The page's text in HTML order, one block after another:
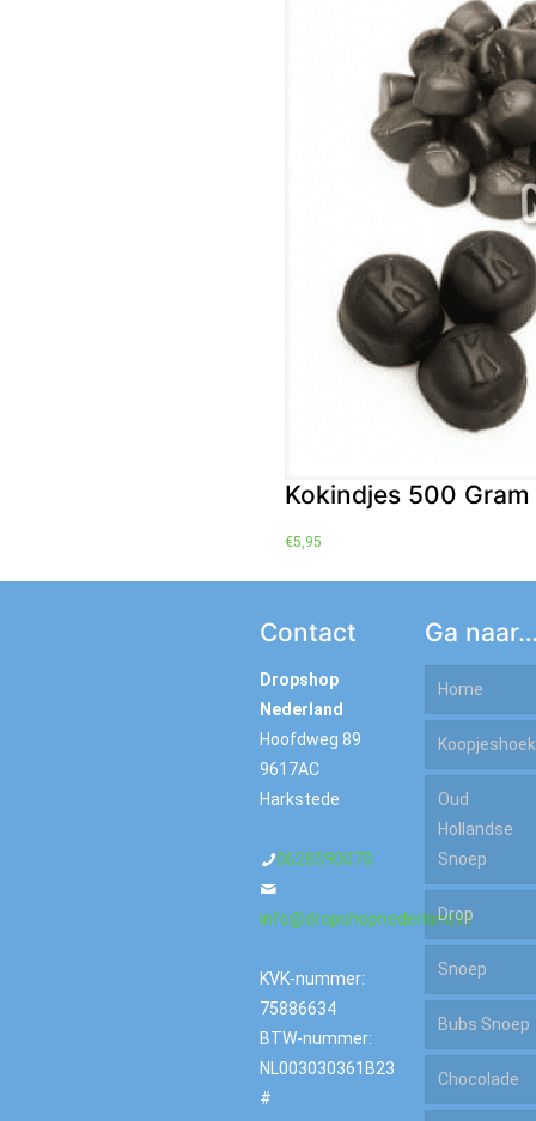
Kokindjes 500 Gram
€5,95
Contact
Dropshop
Nederland
Hoofdweg 89
9617AC
Harkstede
0628590070
info@dropshopnederland.nl
KVK-nummer:
75886634
BTW-nummer:
NL003030361B23
#
Ga
Home
Koopjeshoek
Sale
OP=OP
Kiloknallers
To Good
To Go
Oud
Hollandse
Snoep
Drop
Zoet
Zout
Gom
Snoep
Snoep
Bubs Snoep
Chocolade